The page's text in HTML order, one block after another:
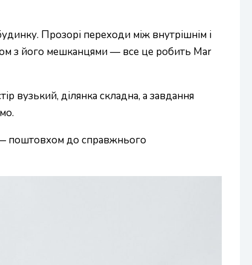
Прозорі переходи між внутрішнім і
з його мешканцями — все це робить Mar
вузький, ділянка складна, а завдання
— поштовхом до справжнього